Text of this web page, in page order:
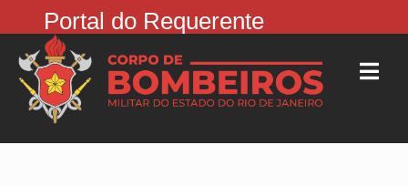
Portal do Requerente